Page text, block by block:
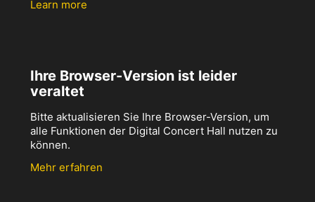
Learn more
Ihre Browser-Version ist leider
veraltet
Bitte aktualisieren Sie Ihre Browser-Version, um
alle Funktionen der Digital Concert Hall nutzen zu
können.
Mehr erfahren